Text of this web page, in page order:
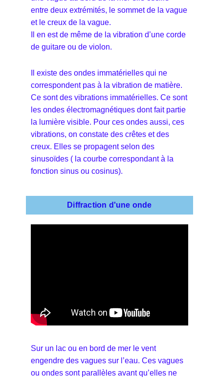
entre deux extrémités, le sommet de la vague
et le creux de la vague.
Il en est de même de la vibration d’une corde
de guitare ou de violon.
Il existe des ondes immatérielles qui ne
correspondent pas à la vibration de matière.
Ce sont des vibrations immatérielles. Ce sont
les ondes électromagnétiques dont fait partie
la lumière visible. Pour ces ondes aussi, ces
vibrations, on constate des crêtes et des
creux. Elles se propagent selon des
sinusoïdes ( la courbe correspondant à la
fonction sinus ou cosinus).
Diffraction d'une onde
Sur un lac ou en bord de mer le vent
engendre des vagues sur l’eau. Ces vagues
ou ondes sont parallèles avant qu’elles ne